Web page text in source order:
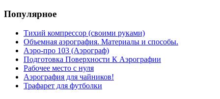
Популярное
Тихий компрессор (своими руками)
Объемная аэрография. Материалы и способы.
Аэро-про 103 (Аэрограф)
Подготовка Поверхности К Аэрографии
Рабочее место с нуля
Аэрография для чайников!
Трафарет для футболки